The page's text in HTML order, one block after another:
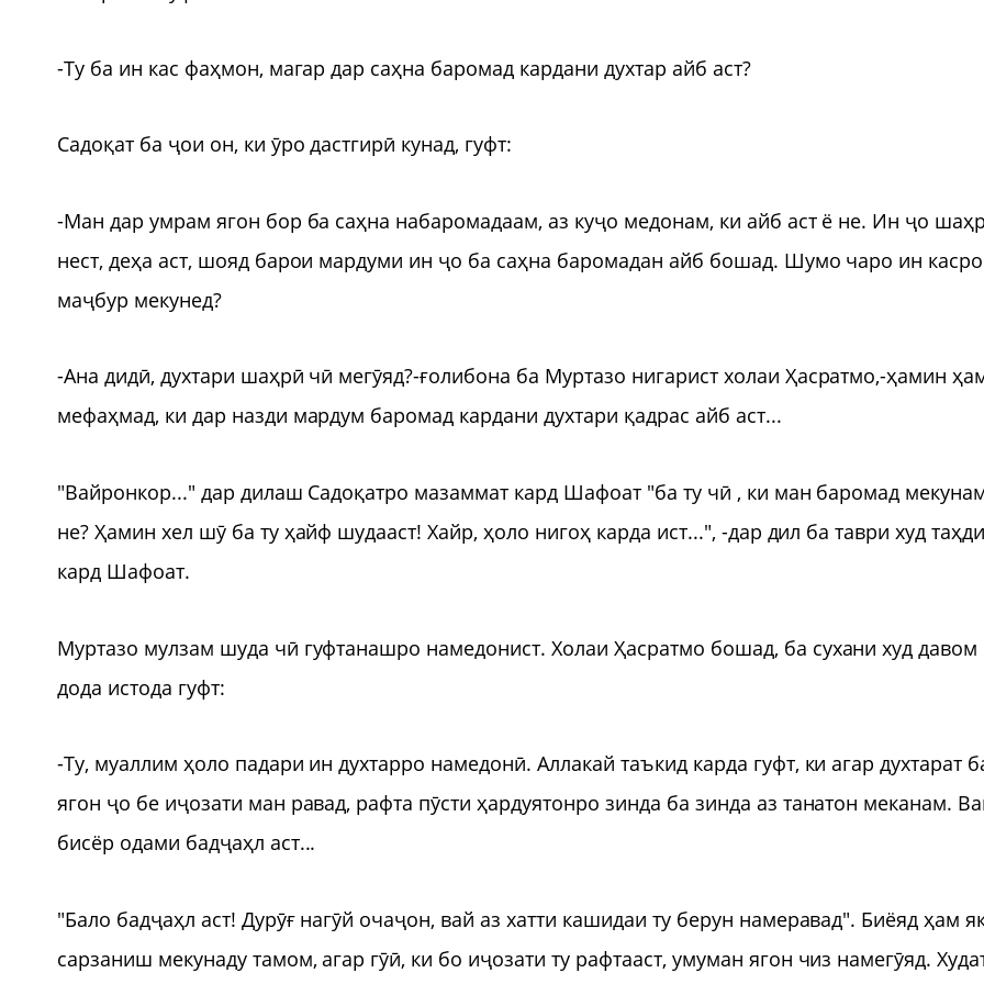
-Ту ба ин кас фаҳмон, магар дар саҳна баромад кардани духтар айб аст?
Садоқат ба ҷои он, ки ӯро дастгирӣ кунад, гуфт:
-Ман дар умрам ягон бор ба саҳна набаромадаам, аз куҷо медонам, ки айб аст ё не. Ин ҷо
нест, деҳа аст, шояд барои мардуми ин ҷо ба саҳна баромадан айб бошад. Шумо чаро ин касро
маҷбур мекунед?
-Ана дидӣ, духтари шаҳрӣ чӣ мегӯяд?-ғолибона ба Муртазо нигарист холаи Ҳасратмо,-ҳамин
мефаҳмад, ки дар назди мардум баромад кардани духтари қадрас айб аст...
"Вайронкор..." дар дилаш Садоқатро мазаммат кард Шафоат "ба ту чӣ , ки ман баромад
не? Ҳамин хел шӯ ба ту ҳайф шудааст! Хайр, ҳоло нигоҳ карда ист...", -дар дил ба таври худ
кард Шафоат.
Муртазо мулзам шуда чӣ гуфтанашро намедонист. Холаи Ҳасратмо бошад, ба сухани худ давом
дода истода гуфт:
-Ту, муаллим ҳоло падари ин духтарро намедонӣ. Аллакай таъкид карда гуфт, ки агар духтарат
ягон ҷо бе иҷозати ман равад, рафта пӯсти ҳардуятонро зинда ба зинда аз танатон меканам.
бисёр одами бадҷаҳл аст...
"Бало бадҷаҳл аст! Дурӯғ нагӯй очаҷон, вай аз хатти кашидаи ту берун намеравад". Биёяд ҳам
сарзаниш мекунаду тамом, агар гӯӣ, ки бо иҷозати ту рафтааст, умуман ягон чиз намегӯяд.